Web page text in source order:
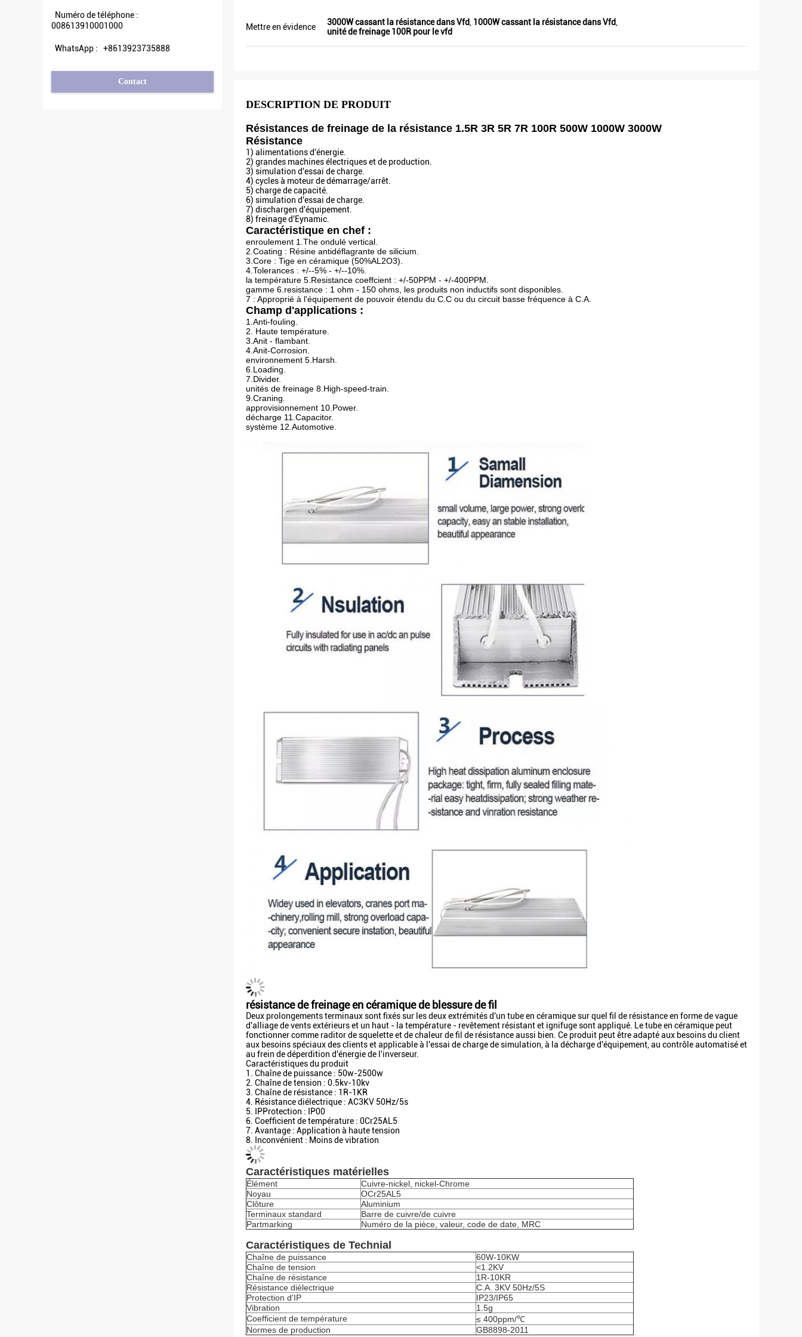
Numéro de téléphone :
008613910001000
WhatsApp : +8613923735888
Contact
Mettre en évidence 3000W cassant la résistance dans Vfd 1000W cassant la résistance dans Vfd
unité de freinage 100R pour le vfd
DESCRIPTION DE PRODUIT
Résistances de freinage de la résistance 1.5R 3R 5R 7R 100R 500W 1000W 3000W
Résistance
1) alimentations d'énergie.
2) grandes machines électriques et de production.
3) simulation d'essai de charge.
4) cycles à moteur de démarrage/arrêt.
5) charge de capacité.
6) simulation d'essai de charge.
7) dischargen d'équipement.
8) freinage d'Eynamic.
Caractéristique en chef :
enroulement 1.The ondulé vertical.
2.Coating : Résine antidéflagrante de silicium.
3.Core : Tige en céramique (50%AL2O3).
4.Tolerances : +/--5% - +/--10%.
la température 5.Resistance coeffcient : +/-50PPM - +/-400PPM.
gamme 6.resistance : 1 ohm - 150 ohms, les produits non inductifs sont disponibles.
7 : Approprié à l'équipement de pouvoir étendu du C.C ou du circuit basse fréquence à C.A.
Champ d'applications :
1.Anti-fouling.
2. Haute température.
3.Anit - flambant.
4.Anit-Corrosion.
environnement 5.Harsh.
6.Loading.
7.Divider.
unités de freinage 8.High-speed-train.
9.Craning.
approvisionnement 10.Power.
décharge 11.Capacitor.
système 12.Automotive.
résistance de freinage en céramique de blessure de fil
Deux prolongements terminaux sont fixés sur les deux extrémités d'un tube en céramique sur quel fil de résistance en forme de vague
d'alliage de vents extérieurs et un haut - la température - revêtement résistant et ignifuge sont appliqué. Le tube en céramique peut
fonctionner comme raditor de squelette et de chaleur de fil de résistance aussi bien. Ce produit peut être adapté aux besoins du client
aux besoins spéciaux des clients et applicable à l'essai de charge de simulation, à la décharge d'équipement, au contrôle automatisé et
au frein de déperdition d'énergie de l'inverseur.
Caractéristiques du produit
1. Chaîne de puissance : 50w-2500w
2. Chaîne de tension : 0.5kv-10kv
3. Chaîne de résistance : 1R-1KR
4. Résistance diélectrique : AC3KV 50Hz/5s
5. IPProtection : IP00
6. Coefficient de température : 0Cr25AL5
7. Avantage : Application à haute tension
8. Inconvénient : Moins de vibration
Caractéristiques matérielles
Élément
Cuivre-nickel, nickel-Chrome
Noyau
OCr25AL5
Clôture
Aluminium
Terminaux standard
Barre de cuivre/de cuivre
Partmarking
Numéro de la pièce, valeur, code de date, MRC
Caractéristiques de Technial
Chaîne de puissance
60W-10KW
Chaîne de tension
<1.2KV
Chaîne de résistance
1R-10KR
Résistance diélectrique
C.A. 3KV 50Hz/5S
Protection d'IP
IP23/IP65
Vibration
1.5g
Coefficient de température
≤ 400ppm/℃
Normes de production
GB8898-2011